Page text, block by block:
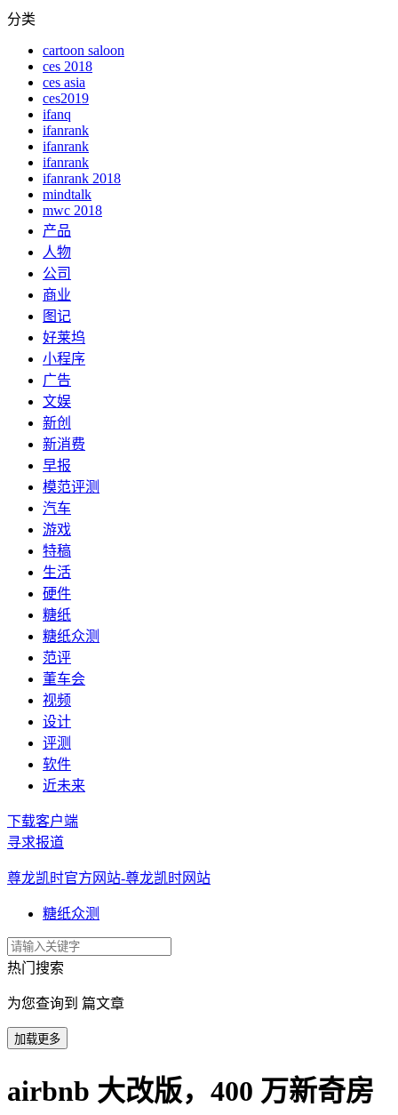
分类
cartoon saloon
ces 2018
ces asia
ces2019
ifanq
ifanrank
ifanrank
ifanrank
ifanrank 2018
mindtalk
mwc 2018
产品
人物
公司
商业
图记
好莱坞
小程序
广告
文娱
新创
新消费
早报
模范评测
汽车
游戏
特稿
生活
硬件
糖纸
糖纸众测
范评
董车会
视频
设计
评测
软件
近未来
下载客户端
寻求报道
尊龙凯时官方网站-尊龙凯时网站
糖纸众测
热门搜索
为您查询到 篇文章
加载更多
airbnb 大改版，400 万新奇房